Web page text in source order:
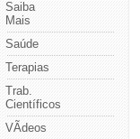
Saiba
Mais
Saúde
Terapias
Trab.
Científicos
VÃ­deos